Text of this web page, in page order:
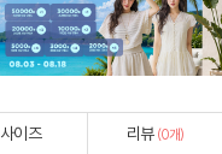
사이즈 리뷰 (0개)